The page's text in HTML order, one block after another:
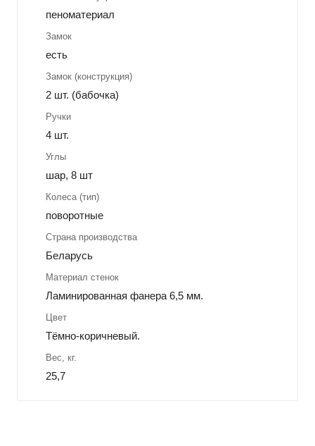
пеноматериал
Замок
есть
Замок (конструкция)
2 шт. (бабочка)
Ручки
4 шт.
Углы
шар, 8 шт
Колеса (тип)
поворотные
Страна производства
Беларусь
Материал стенок
Ламинированная фанера 6,5 мм.
Цвет
Тёмно-коричневый.
Вес, кг.
25,7